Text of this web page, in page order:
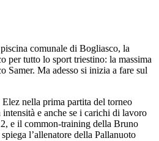
comunale di Bogliasco, la
per tutto lo sport triestino: la massima
Samer. Ma adesso si inizia a fare sul
nella prima partita del torneo
e anche se i carichi di lavoro
e il common-training della Bruno
l’allenatore della Pallanuoto